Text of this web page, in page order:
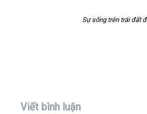
Sự sống trên trái đất
Viết bình luận